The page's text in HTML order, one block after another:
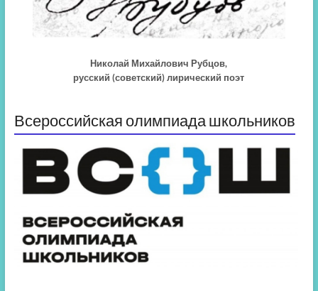
Николай Михайлович Рубцов,
русский (советский) лирический поэт
Всероссийская олимпиада школьников